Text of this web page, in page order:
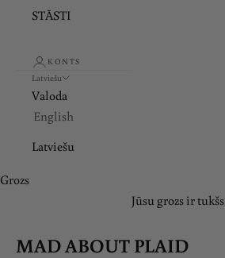
STĀSTI
KONTS
Latviešu
Valoda
English
Latviešu
Grozs
Jūsu grozs ir tukšs
MAD ABOUT PLAID